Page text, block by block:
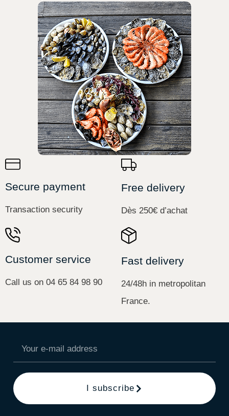
Secure payment
Transaction security
Free delivery
Dès 250€ d’achat
Customer service
Call us on 04 65 84 98 90
Fast delivery
24/48h in metropolitan
France.
I subscribe